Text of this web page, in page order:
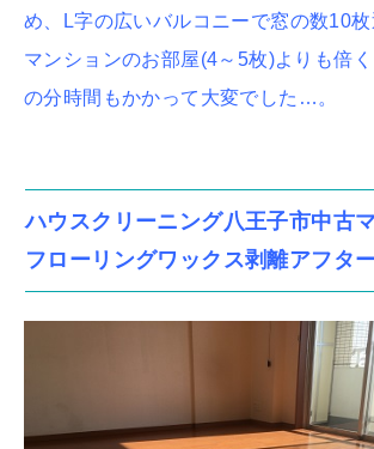
め、L字の広いバルコニーで窓の数10
マンションのお部屋(4～5枚)よりも倍
の分時間もかかって大変でした…。
ハウスクリーニング八王子市中古
フローリングワックス剥離アフタ